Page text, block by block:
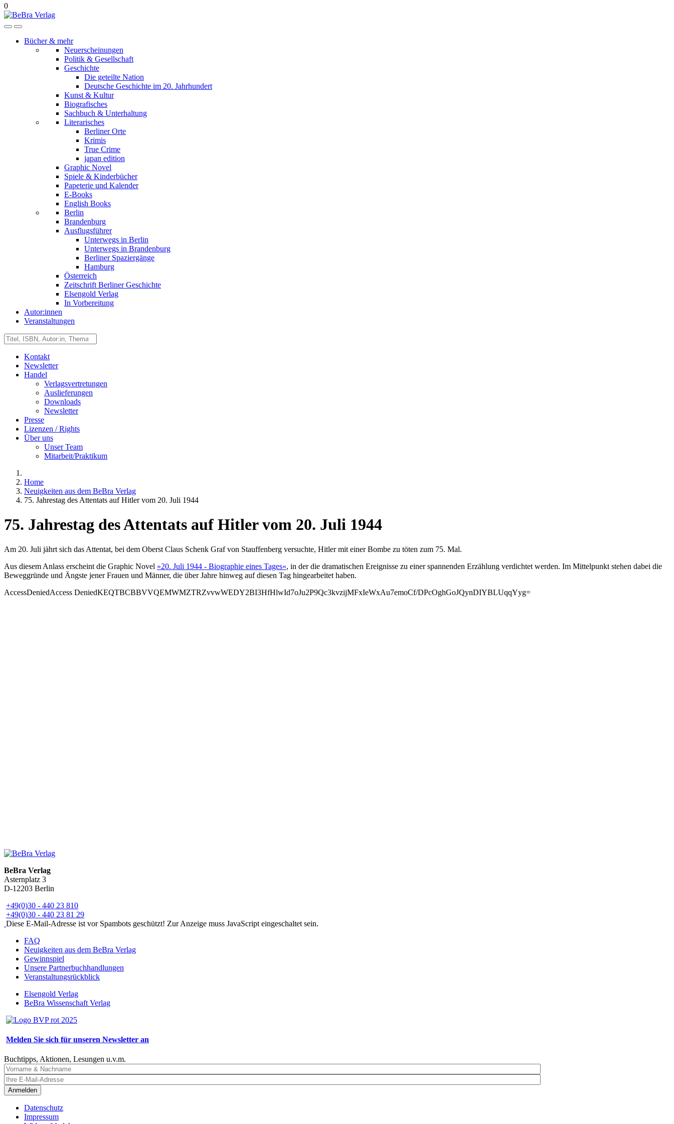
0
Bücher & mehr
Neuerscheinungen
Politik & Gesellschaft
Geschichte
Die geteilte Nation
Deutsche Geschichte im 20. Jahrhundert
Kunst & Kultur
Biografisches
Sachbuch & Unterhaltung
Literarisches
Berliner Orte
Krimis
True Crime
japan edition
Graphic Novel
Spiele & Kinderbücher
Papeterie und Kalender
E-Books
English Books
Berlin
Brandenburg
Ausflugsführer
Unterwegs in Berlin
Unterwegs in Brandenburg
Berliner Spaziergänge
Hamburg
Österreich
Zeitschrift Berliner Geschichte
Elsengold Verlag
In Vorbereitung
Autor:innen
Veranstaltungen
Kontakt
Newsletter
Handel
Verlagsvertretungen
Auslieferungen
Downloads
Newsletter
Presse
Lizenzen / Rights
Über uns
Unser Team
Mitarbeit/Praktikum
Home
Neuigkeiten aus dem BeBra Verlag
75. Jahrestag des Attentats auf Hitler vom 20. Juli 1944
75. Jahrestag des Attentats auf Hitler vom 20. Juli 1944
Am 20. Juli jährt sich das Attentat, bei dem Oberst Claus Schenk Graf von Stauffenberg versuchte, Hitler mit einer Bombe zu töten zum 75. Mal.
Aus diesem Anlass erscheint die Graphic Novel »20. Juli 1944 - Biographie eines Tages«, in der die dramatischen Ereignisse zu einer spannenden Erzählung verdichtet werden. Im Mittelpunkt stehen dabei die
Beweggründe und Ängste jener Frauen und Männer, die über Jahre hinweg auf diesen Tag hingearbeitet haben.
BeBra Verlag
Asternplatz 3
D-12203 Berlin
+49(0)30 - 440 23 810
+49(0)30 - 440 23 81 29
Diese E-Mail-Adresse ist vor Spambots geschützt! Zur Anzeige muss JavaScript eingeschaltet sein.
FAQ
Neuigkeiten aus dem BeBra Verlag
Gewinnspiel
Unsere Partnerbuchhandlungen
Veranstaltungsrückblick
Elsengold Verlag
BeBra Wissenschaft Verlag
Melden Sie sich für unseren Newsletter an
Buchtipps, Aktionen, Lesungen u.v.m.
Anmelden
Datenschutz
Impressum